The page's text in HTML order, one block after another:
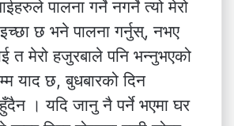
पालना गर्ने नगर्ने त्यो मेरो
छ भने पालना गर्नुस्, नभए
त मेरो हजुरबाले पनि भन्नुभएको
याद छ, बुधबारको दिन
। यदि जानु नै पर्ने भएमा घर